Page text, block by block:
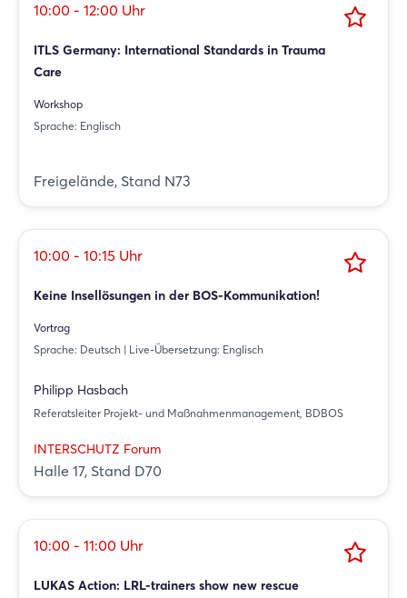
10:00 - 12:00 Uhr
ITLS Germany: International Standards in Trauma
Care
Workshop
Sprache: Englisch
Freigelände, Stand N73
10:00 - 10:15 Uhr
Keine Insellösungen in der BOS-Kommunikation!
Vortrag
Sprache: Deutsch | Live-Übersetzung: Englisch
Philipp Hasbach
Referatsleiter Projekt- und Maßnahmenmanagement, BDBOS
INTERSCHUTZ Forum
Halle 17, Stand D70
10:00 - 11:00 Uhr
LUKAS Action: LRL-trainers show new rescue